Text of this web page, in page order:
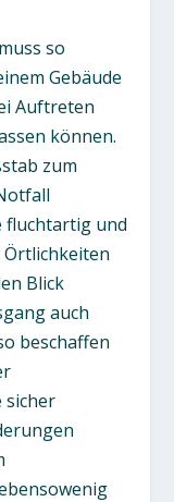
so
Gebäude
Auftreten
können.
zum
fluchtartig und
Örtlichkeiten
Blick
auch
beschaffen
sicher